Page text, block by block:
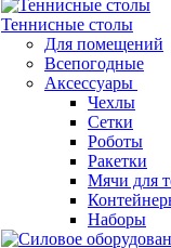
Теннисные столы
Для помещений
Всепогодные
Аксессуары
Чехлы
Сетки
Роботы
Ракетки
Мячи для
Наборы